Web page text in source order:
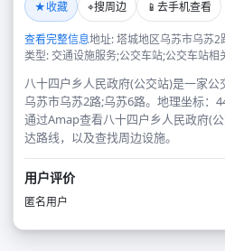
★收藏 ⌖搜周边 📱 去手机查看
查看完整信息地址: 塔城地区乌苏市乌苏2
类型: 交通设施服务;公交车站;公交车站相
八十四户乡人民政府(公交站)是一家
乌苏市乌苏2路;乌苏6路。地理坐标：
通过Amap查看八十四户乡人民政府(
达路线，以及查找周边设施。
用户评价
匿名用户